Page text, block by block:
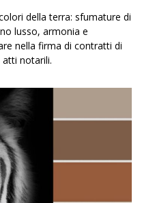
della terra: sfumature di
lusso, armonia e
nella firma di contratti di
notarili.